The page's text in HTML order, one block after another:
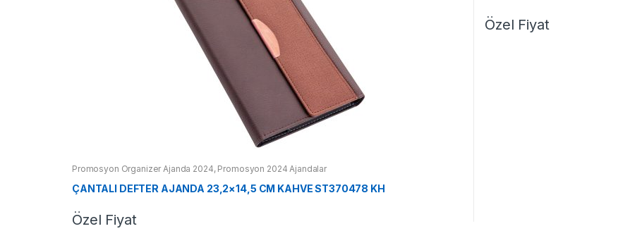
Promosyon Organizer Ajanda 2024, Promosyon 2024 Ajandalar
ÇANTALI DEFTER AJANDA 23,2×14,5 CM KAHVE ST370478 KH
Özel Fiyat
Özel Fiyat